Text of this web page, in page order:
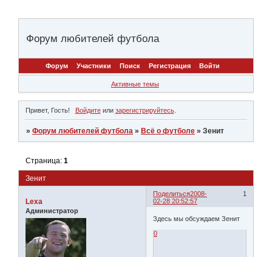
Форум любителей футбола
Форум Участники Поиск Регистрация Войти
Активные темы
Привет, Гость! Войдитеили зарегистрируйтесь.
»Форум любителей футбола » Всё о футболе »Зенит
Зенит
Страница:1
Поделиться 1
2008-
02-28 20:52:57
Lexa
Администратор
Здесь мы обсуждаем Зенит
0